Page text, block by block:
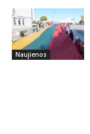
Naujienos